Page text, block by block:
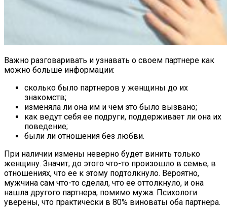
Важно разговаривать и узнавать о своем партнере как
можно больше информации:
сколько было партнеров у женщины до их
знакомств;
изменяла ли она им и чем это было вызвано;
как ведут себя ее подруги, поддерживает ли она их
поведение;
были ли отношения без любви.
При наличии измены неверно будет винить только
женщину. Значит, до этого что-то произошло в семье, в
отношениях, что ее к этому подтолкнуло. Вероятно,
мужчина сам что-то сделал, что ее оттолкнуло, и она
нашла другого партнера, помимо мужа. Психологи
уверены, что практически в 80% виноваты оба партнера.